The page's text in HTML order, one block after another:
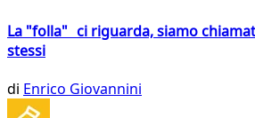
La "folla" ci riguarda, siamo
stessi
di Enrico Giovannini